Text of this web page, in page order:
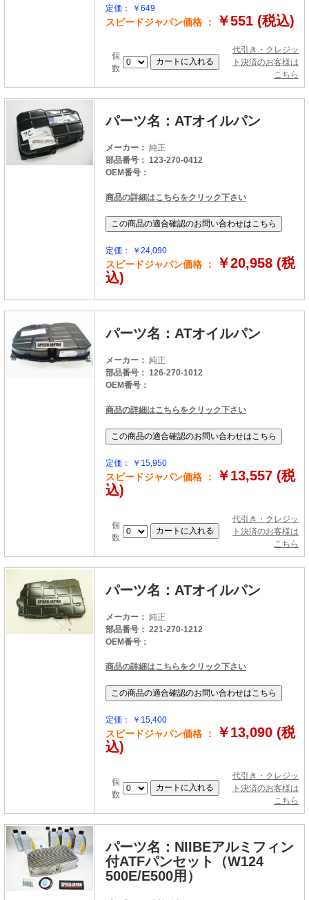
定価： ￥649
スピードジャパン価格 ： ￥551 (税込)
個
数
代引き・クレジッ
ト決済のお客様は
こちら
パーツ名：ATオイルパン
メーカー： 純正
部品番号： 123-270-0412
OEM番号：
商品の詳細はこちらをクリック下さい
定価： ￥24,090
スピードジャパン価格 ：
￥20,958 (税
込)
パーツ名：ATオイルパン
メーカー： 純正
部品番号： 126-270-1012
OEM番号：
商品の詳細はこちらをクリック下さい
定価： ￥15,950
スピードジャパン価格 ：
￥13,557 (税
込)
個
数
代引き・クレジッ
ト決済のお客様は
こちら
パーツ名：ATオイルパン
メーカー： 純正
部品番号： 221-270-1212
OEM番号：
商品の詳細はこちらをクリック下さい
定価： ￥15,400
スピードジャパン価格 ：
￥13,090 (税
込)
個
数
代引き・クレジッ
ト決済のお客様は
こちら
パーツ名：NIIBEアルミフィン
付ATFパンセット（W124
500E/E500用）